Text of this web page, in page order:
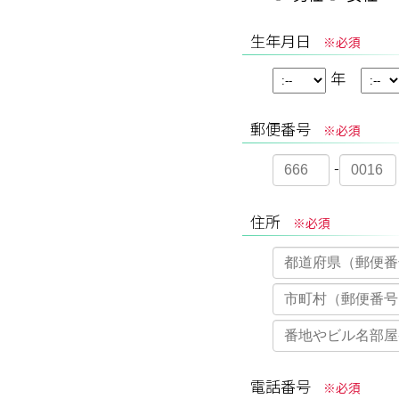
生年月日 ※必須
年
郵便番号 ※必須
-
住所 ※必須
電話番号 ※必須